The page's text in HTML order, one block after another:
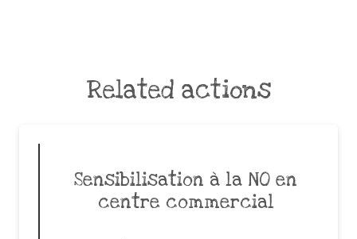
Related actions
Sensibilisation à la NO en
centre commercial